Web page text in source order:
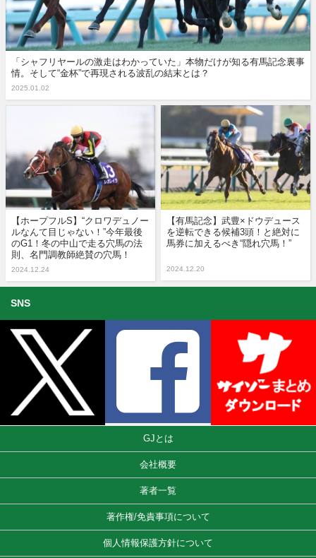
「シャフリヤールの激走はわかっていた」本物だけが知る有馬記念裏事
情。そして“金杯”で再現される波乱の結末とは？
2025.01.02
【ホープフルS】“クロワデュノー
ルなんて目じゃない！”今年最後
のG1！冬の中山で走る穴馬の法
則、名門調教師絶賛の穴馬！
2024.12.24
【有馬記念】武豊×ドウデュース
を逆転できる候補3頭！と絶対に
馬券に加えるべき“隠れ穴馬！”
2024.12.20
SNS
GJとは
会社概要
著者一覧
著作権/免責事項について
個人情報保護方針について